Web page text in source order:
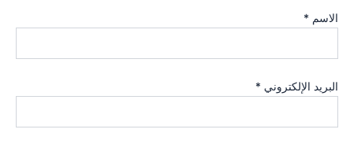
الاسم *
البريد الإلكتروني *